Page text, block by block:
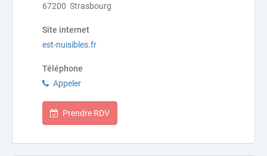
67200 Strasbourg
Site internet
est-nuisibles.fr
Téléphone
Appeler
Prendre RDV